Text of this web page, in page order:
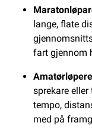
lange, flate
fart gjennom
sprekare
tempo,
med på